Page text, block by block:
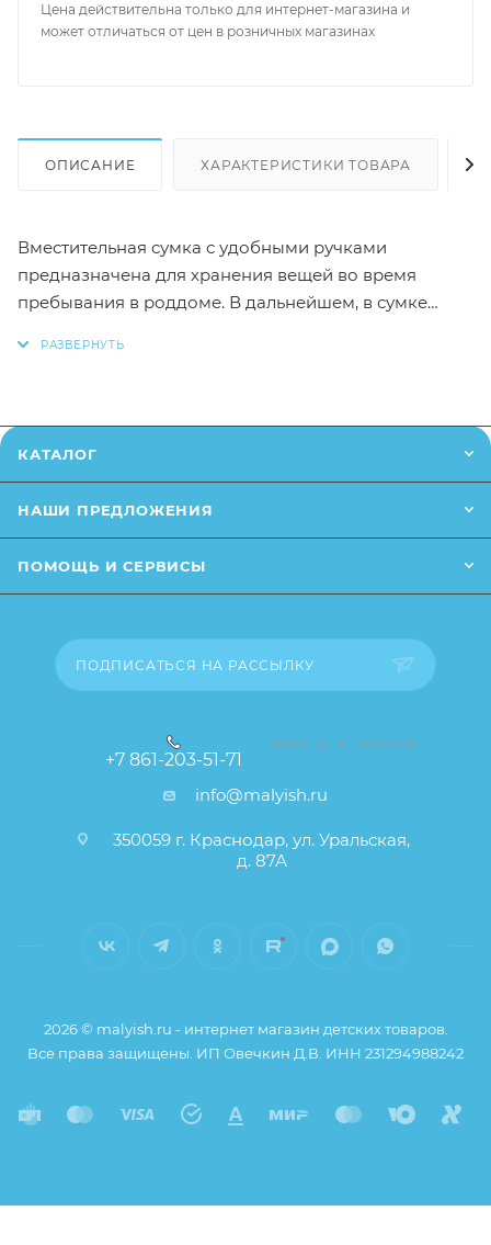
Цена действительна только для интернет-магазина и
может отличаться от цен в розничных магазинах
ОПИСАНИЕ ХАРАКТЕРИСТИКИ ТОВАРА
Вместительная сумка с удобными ручками
предназначена для хранения вещей во время
пребывания в роддоме. В дальнейшем, в сумке
КАТАЛОГ
НАШИ ПРЕДЛОЖЕНИЯ
ПОМОЩЬ И СЕРВИСЫ
ПОДПИСАТЬСЯ НА РАССЫЛКУ
+7 861-203-51-71
ЗАКАЗАТЬ ЗВОНОК
info@malyish.ru
350059 г. Краснодар, ул. Уральская,
д. 87А
2026 © malyish.ru - интернет магазин детских товаров.
Все права защищены. ИП Овечкин Д.В. ИНН 231294988242